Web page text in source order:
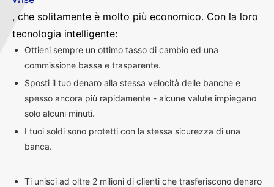
, che solitamente è molto più economico. Con la loro
tecnologia intelligente:
Ottieni sempre un ottimo tasso di cambio ed una
commissione bassa e trasparente.
Sposti il tuo denaro alla stessa velocità delle banche e
spesso ancora più rapidamente - alcune valute impiegano
solo alcuni minuti.
I tuoi soldi sono protetti con la stessa sicurezza di una
banca.
Ti unisci ad oltre 2 milioni di clienti che trasferiscono denaro